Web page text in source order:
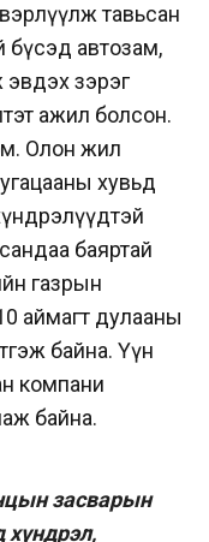
тавьсан
бүсэд автозам,
зэрэг
ажил болсон.
Олон жил
хувьд
баяртай
газрын
аймагт дулааны
байна. Үүн
компани
байна.
засварын
хүндрэл,